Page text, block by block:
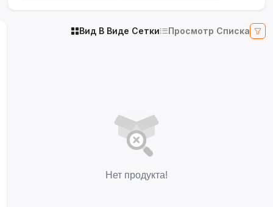
Вид В Виде Сетки Просмотр Списка
Нет продукта!